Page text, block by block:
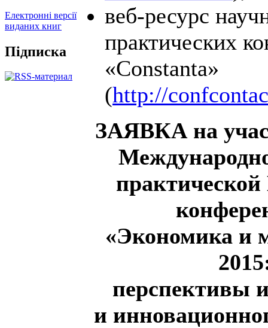
Електронні версії
виданих книг
Підписка
веб-ресурс
практических
«Constanta»
(http://
ЗАЯВКА на
«Экономика и
перспективы
и